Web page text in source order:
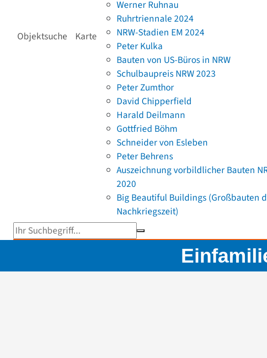
Objektsuche Karte
Werner Ruhnau
Ruhrtriennale 2024
NRW-Stadien EM 2024
Peter Kulka
Bauten von US-Büros in NRW
Schulbaupreis NRW 2023
Peter Zumthor
David Chipperfield
Harald Deilmann
Gottfried Böhm
Schneider von Esleben
Peter Behrens
Auszeichnung vorbildlicher Bauten
2020
Big Beautiful Buildings (Großbauten
Nachkriegszeit)
Suchbegriff eingeben